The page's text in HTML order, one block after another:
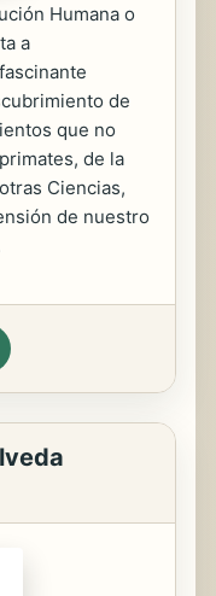
Humana o
a
de
que no
de la
Ciencias,
de nuestro